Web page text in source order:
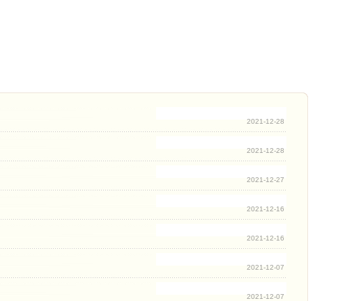
2021-12-28
2021-12-28
2021-12-27
2021-12-16
2021-12-16
2021-12-07
2021-12-07